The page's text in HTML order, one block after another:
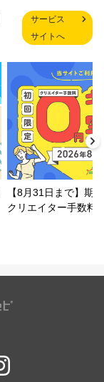
サービス
サイトへ
【8月31日まで】期
クリエイター手数料